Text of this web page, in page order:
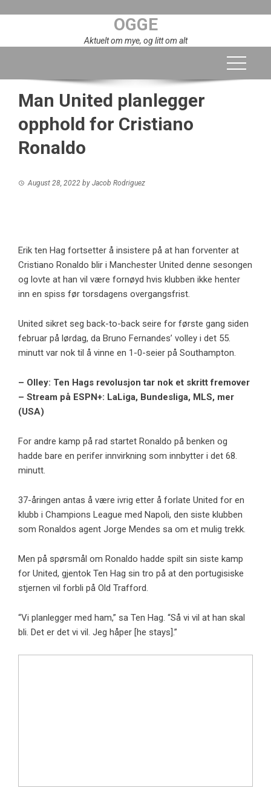
OGGE
Aktuelt om mye, og litt om alt
Man United planlegger
opphold for Cristiano
Ronaldo
August 28, 2022 by Jacob Rodriguez
Erik ten Hag fortsetter å insistere på at han forventer at
Cristiano Ronaldo blir i Manchester United denne sesongen
og lovte at han vil være fornøyd hvis klubben ikke henter
inn en spiss før torsdagens overgangsfrist.
United sikret seg back-to-back seire for første gang siden
februar på lørdag, da Bruno Fernandes’ volley i det 55.
minutt var nok til å vinne en 1-0-seier på Southampton.
– Olley: Ten Hags revolusjon tar nok et skritt fremover
– Stream på ESPN+: LaLiga, Bundesliga, MLS, mer
(USA)
For andre kamp på rad startet Ronaldo på benken og
hadde bare en perifer innvirkning som innbytter i det 68.
minutt.
37-åringen antas å være ivrig etter å forlate United for en
klubb i Champions League med Napoli, den siste klubben
som Ronaldos agent Jorge Mendes sa om et mulig trekk.
Men på spørsmål om Ronaldo hadde spilt sin siste kamp
for United, gjentok Ten Hag sin tro på at den portugisiske
stjernen vil forbli på Old Trafford.
“Vi planlegger med ham,” sa Ten Hag. “Så vi vil at han skal
bli. Det er det vi vil. Jeg håper [he stays].”